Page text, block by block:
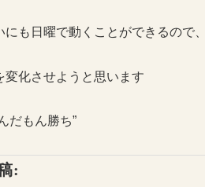
にも日曜で動くことができるので、
変化させようと思います
だもん勝ち”
: